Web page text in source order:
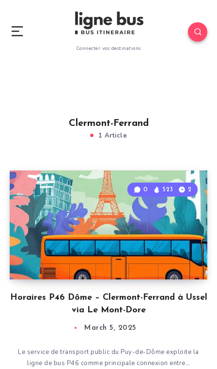
Connecter vos destinations
Clermont-Ferrand
1 Article
Horaires P46 Dôme – Clermont-Ferrand à Ussel
via Le Mont-Dore
0 523 2
March 5, 2025
Le service de transport public du Puy-de-Dôme exploite la
ligne de bus P46 comme principale connexion entre…